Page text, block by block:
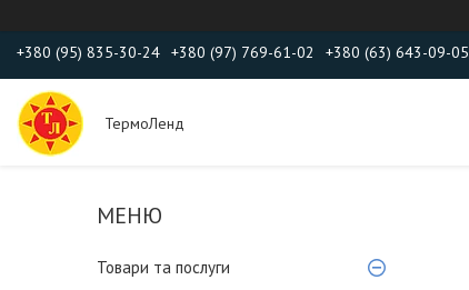
+380 (95) 835-30-24 +380 (97) 769-61-02 +380 (63) 643-09-05
ТермоЛенд
Товари та послуги